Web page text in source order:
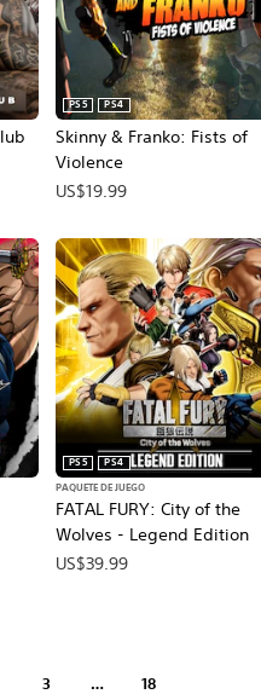
Skinny & Franko: Fists of
Violence
PS5 PS4
US$19.99
FATAL FURY: City of the
Wolves - Legend Edition
PS5
PS4
PAQUETE DE JUEGO
US$39.99
3 … 18